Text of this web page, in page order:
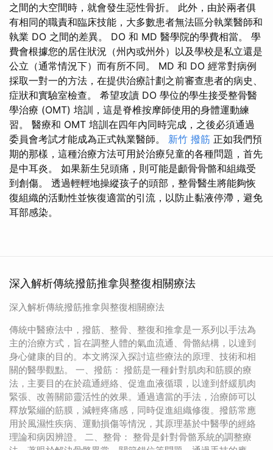
之間的大空間時，就會發生惡性骨折。 此外，由於兩者俱
有相同的職責和臨床技能，大多數患者無法區分執業醫師和
執業 DO 之間的差異。 DO 和 MD 醫學院的學費相當。 學
費會根據您的居住狀況（州內或州外）以及學校是私立還是
公立（通常情況下）而有所不同。 MD 和 DO 經常對病例
採取一對一的方法，在提供治療計劃之前審查患者的病史、
症狀和實驗室檢查。 希望攻讀 DO 學位的學生接受整骨醫
學治療 (OMT) 培訓，這是脊椎按摩師使用的身體運動練
習。 醫療和 OMT 培訓在四年內同時完成，之後必須通過
委員會考試才能成為正式執業醫師。 新竹 撥筋 正如我們預
期的那樣，這種治療方法可用於治療兒童的各種問題，首先
是中耳炎。 如果新生兒頭痛，則可能是顱骨骨骼和組織受
到創傷。 透過輕輕地操縱孩子的頭部，整骨醫生將能夠恢
復組織的活動性並恢復適當的引流，以防止黏液停滯，避免
耳部感染。
深入解析傳統撥筋推拿與整復相關療法
深入解析傳統撥筋推拿與整復相關療法
傳統中醫療法中，撥筋、整骨、整復和推拿是一系列以手法為
主的治療方式，旨在調整人體的氣血流通、骨骼結構，以達到
身心健康的目的。本文將深入探討這些療法的原理、技術和相
關的醫學觀點。 一、撥筋： 撥筋是一種針對肌肉和筋膜的療
法，主要目的在於疏通經絡、促進血液循環，以達到舒緩肌肉
緊張、改善關節靈活性的效果。通過適當的手法，治療師可以
釋放緊繃的筋膜，減輕疼痛感，同時促進組織修復。撥筋常應
用於風濕性疾病、運動損傷等情況，其原理基於中醫學的經絡
理論和病因辨證。 二、整骨： 整骨是針對骨骼系統的調整療